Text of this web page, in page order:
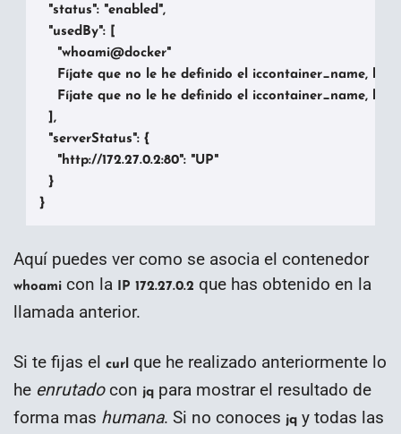
  "status": "enabled",
  "usedBy": [
    "whoami@docker"
Fíjate que no le he definido el iccontainer_name,
Fíjate que no le he definido el iccontainer_name,
  ],
  "serverStatus": {
    "http://172.27.0.2:80": "UP"
  }
}
Aquí puedes ver como se asocia el contenedor
whoami con la IP 172.27.0.2 que has obtenido en la
llamada anterior.
Si te fijas el curl que he realizado anteriormente lo
he enrutadocon jq para mostrar el resultado de
forma mas humana. Si no conoces jq y todas las